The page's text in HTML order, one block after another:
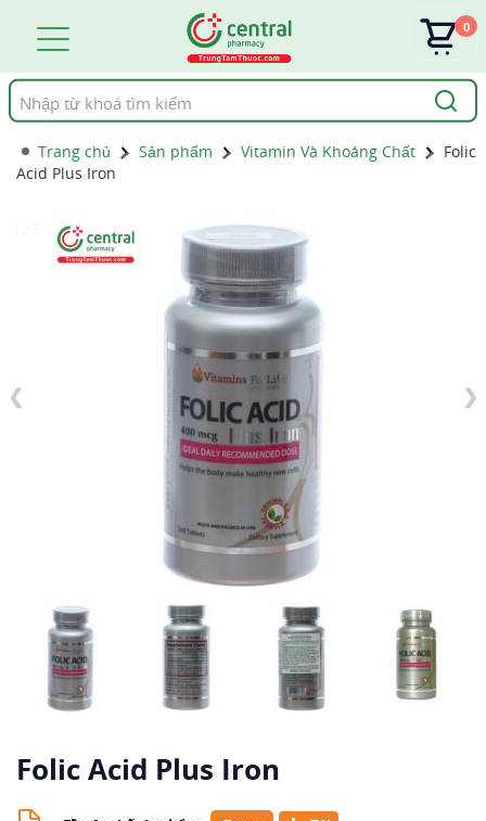
Tìm
kiếm
0
Trang chủ Sản phẩm Vitamin Và Khoáng Chất
Folic
Acid Plus Iron
❮ ❯
Folic Acid Plus Iron